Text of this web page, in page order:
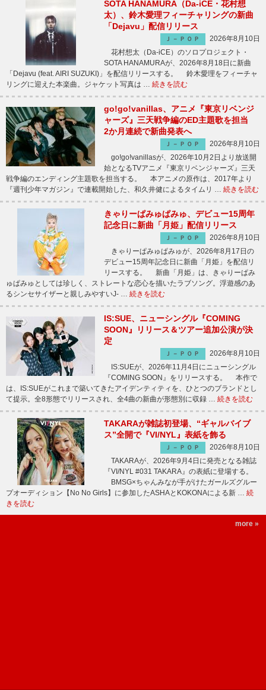
SOTA HANAMURA（Da-iCE・花村想
太）、鈴木愛理フィーチャリングの新曲
「Dejavu」配信リリース
Ｊ－ＰＯＰ
2026年8月10日
花村想太（Da-iCE）のソロプロジェクト・
SOTA HANAMURAが、2026年8月18日に新曲
「Dejavu (feat. AIRI SUZUKI)」を配信リリースする。 鈴木愛理をフィーチャ
リングに迎えた本楽曲。ジャケット写真は … 続きを読む
go!go!vanillas、アニメ『東京リベンジ
ャーズ』三天戦争編のED主題歌を担当
2か月連続で新曲発表へ
Ｊ－ＰＯＰ
2026年8月10日
go!go!vanillasが、2026年10月2日より放送開
始となるTVアニメ『東京リベンジャーズ』三天
戦争編のエンディング主題歌を担当する。 本アニメの原作は、2017年より
『週刊少年マガジン』で連載開始した、和久井健によるタイムリ … 続きを読む
きゃりーぱみゅぱみゅ、デビュー15周年
記念日に新曲「月姫」配信リリース
Ｊ－ＰＯＰ
2026年8月10日
きゃりーぱみゅぱみゅが、2026年8月17日の
デビュー15周年記念日に新曲「月姫」を配信リ
リースする。 新曲「月姫」は、きゃりーぱみ
ゅぱみゅとしては珍しく、ストレートな恋心を描いたラブソング。浮遊感のあ
るシンセサイザーと親しみやすいJ- … 続きを読む
IS:SUE、ニューシングル『COMING
SOON』リリース＆ツアー追加公演が決
定
Ｊ－ＰＯＰ
2026年8月10日
IS:SUEが、2026年11月4日にニューシングル
『COMING SOON』をリリースする。 本作で
は、IS:SUEがこれまで築いてきたアイデンティティを、ひとつのブランドとし
て提示。全8形態でリリースされ、全4曲の新曲が形態別に収録 … 続きを読む
TAKARAが雑誌初登場、“ギャルバイブ
ス”全開で『VI/NYL』表紙を飾る
Ｊ－ＰＯＰ
2026年8月10日
TAKARAが、2026年9月4日に発売となる雑誌
『VI/NYL #031 TAKARA』の表紙に登場する。
BMSG×ちゃんみなが手がけたガールズグルー
プオーディション【No No Girls】に参加したASHAとKOKONAによる新 … 続
きを読む
more »